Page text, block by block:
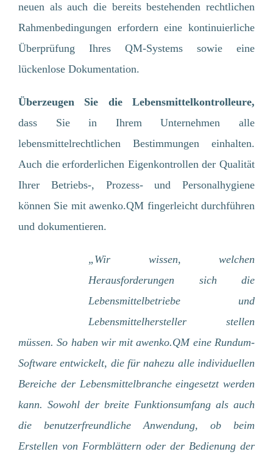
neuen als auch die bereits bestehenden rechtlichen
Rahmenbedingungen erfordern eine kontinuierliche
Überprüfung Ihres QM-Systems sowie eine
lückenlose Dokumentation.
Überzeugen Sie die Lebensmittelkontrolleure,
dass Sie in Ihrem Unternehmen alle
lebensmittelrechtlichen Bestimmungen einhalten.
Auch die erforderlichen Eigenkontrollen der Qualität
Ihrer Betriebs-, Prozess- und Personalhygiene
können Sie mit awenko.QM fingerleicht durchführen
und dokumentieren.
„Wir wissen, welchen
Herausforderungen sich die
Lebensmittelbetriebe und
Lebensmittelhersteller stellen
müssen. So haben wir mit awenko.QM eine Rundum-
Software entwickelt, die für nahezu alle individuellen
Bereiche der Lebensmittelbranche eingesetzt werden
kann. Sowohl der breite Funktionsumfang als auch
die benutzerfreundliche Anwendung, ob beim
Erstellen von Formblättern oder der Bedienung der